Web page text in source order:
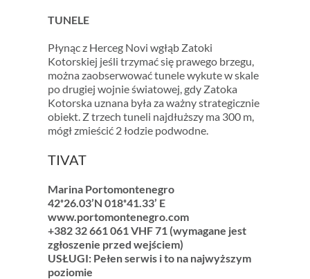
TUNELE
Płynąc z Herceg Novi wgłąb Zatoki
Kotorskiej jeśli trzymać się prawego brzegu,
można zaobserwować tunele wykute w skale
po drugiej wojnie światowej, gdy Zatoka
Kotorska uznana była za ważny strategicznie
obiekt. Z trzech tuneli najdłuższy ma 300 m,
mógł zmieścić 2 łodzie podwodne.
TIVAT
Marina Portomontenegro
42˚26.03’N 018˚41.33’ E
www.portomontenegro.com
+382 32 661 061 VHF 71 (wymagane jest
zgłoszenie przed wejściem)
USŁUGI: Pełen serwis i to na najwyższym
poziomie